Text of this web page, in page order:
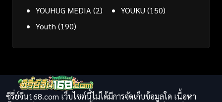
YOUHUG MEDIA (2) YOUKU (150)
Youth (190)
ซีรี่ย์จีน168.com เว็บไซต์นี้ไม่ได้มีการจัดเก็บข้อมูลใด เนื้อหา